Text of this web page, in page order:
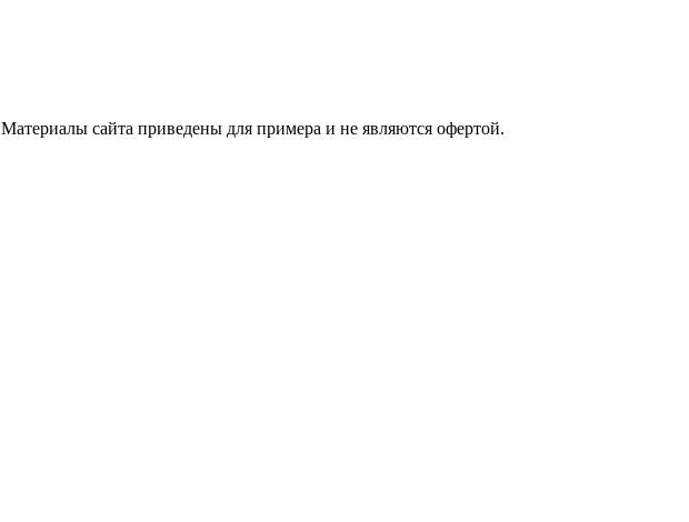
Материалы сайта приведены для примера и не являются офертой.